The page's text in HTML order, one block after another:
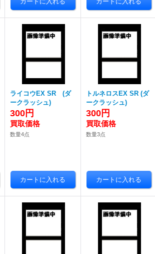
ライコウEX SR (ダ
ークラッシュ)
300円
数量4点
トルネロスEX SR (ダ
ークラッシュ)
300円
数量3点